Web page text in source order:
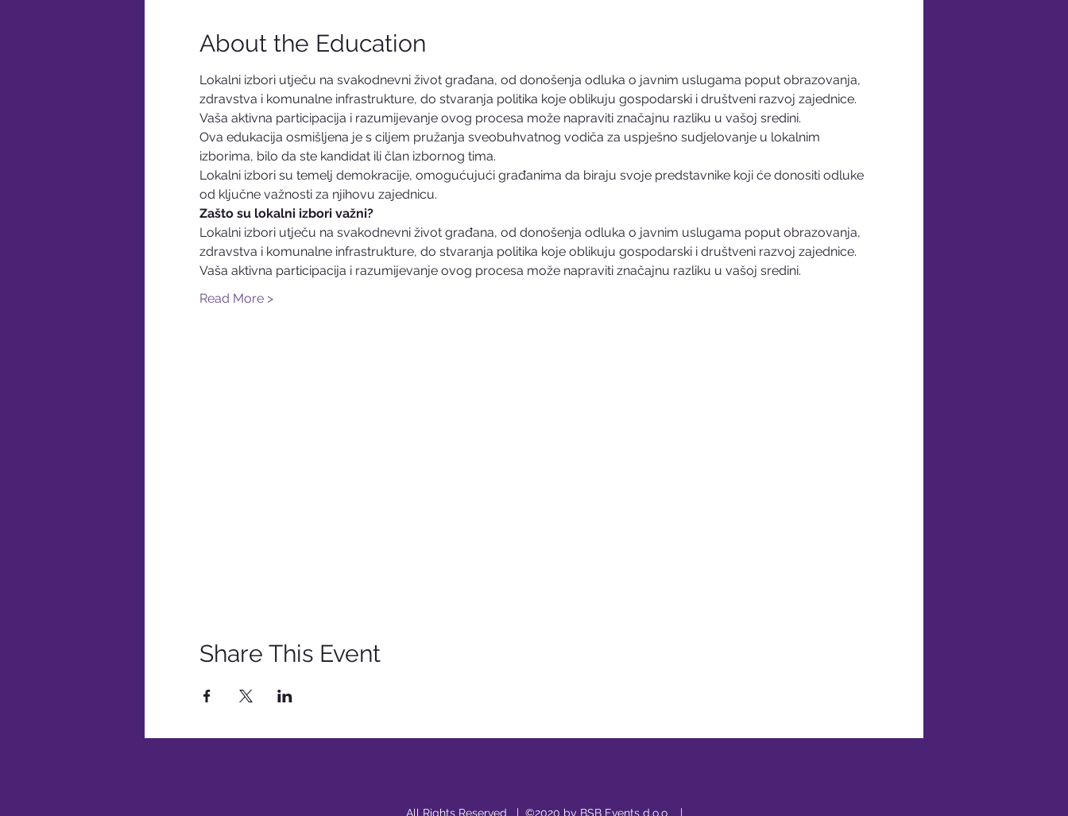
About the Education
Lokalni izbori utječu na svakodnevni život građana, od donošenja odluka o javnim uslugama poput obrazovanja,
zdravstva i komunalne infrastrukture, do stvaranja politika koje oblikuju gospodarski i društveni razvoj zajednice.
Vaša aktivna participacija i razumijevanje ovog procesa može napraviti značajnu razliku u vašoj sredini.
Ova edukacija osmišljena je s ciljem pružanja sveobuhvatnog vodiča za uspješno sudjelovanje u lokalnim
izborima, bilo da ste kandidat ili član izbornog tima.
Lokalni izbori su temelj demokracije, omogućujući građanima da biraju svoje predstavnike koji će donositi odluke
od ključne važnosti za njihovu zajednicu.
Zašto su lokalni izbori važni?
Lokalni izbori utječu na svakodnevni život građana, od donošenja odluka o javnim uslugama poput obrazovanja,
zdravstva i komunalne infrastrukture, do stvaranja politika koje oblikuju gospodarski i društveni razvoj zajednice.
Vaša aktivna participacija i razumijevanje ovog procesa može napraviti značajnu razliku u vašoj sredini.
Read More >
Share This Event
All Rights Reserved | ©2020 by BSB Events d.o.o |